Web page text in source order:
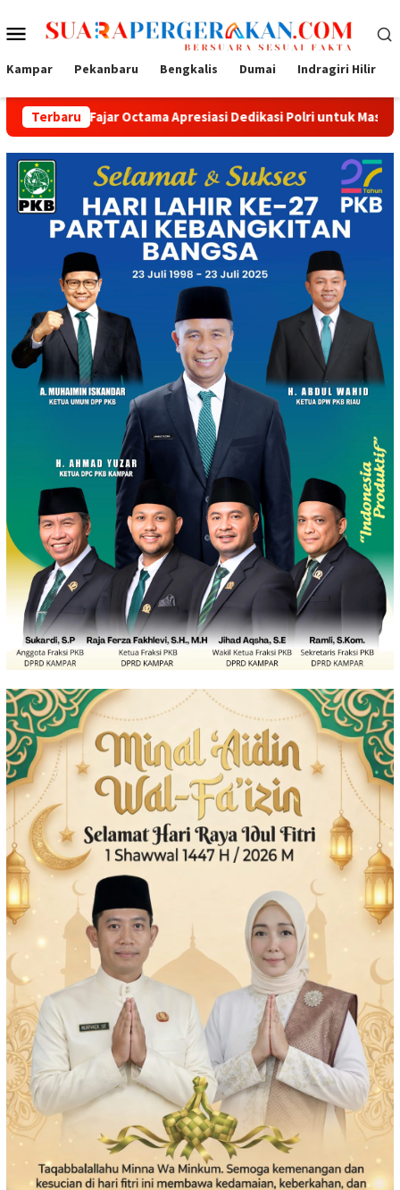
ke
Menu
Mobile
Kampar Pekanbaru Bengkalis Dumai Indragiri Hilir
Terbaru
Octama Apresiasi Dedikasi Polri untuk Masyarakat